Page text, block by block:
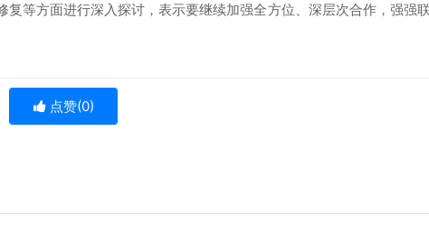
等方面进行深入探讨，表示要继续加强全方位、深层次合作，强强
点赞(0)